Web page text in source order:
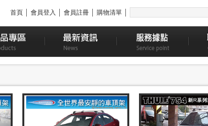
首頁 會員登入 會員註冊 購物清單